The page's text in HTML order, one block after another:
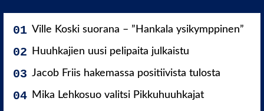
Ville Koski suorana – ”Hankala ysikymppinen”
Huuhkajien uusi pelipaita julkaistu
Jacob Friis hakemassa positiivista tulosta
Mika Lehkosuo valitsi Pikkuhuuhkajat